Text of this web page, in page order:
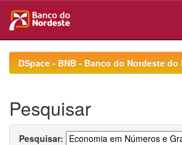
navigationDSpace - BNB - Banco do Nordeste do
Pesquisar
Pesquisar: